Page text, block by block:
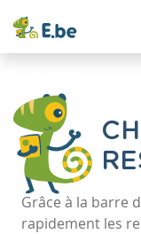
Grâce à la barre
rapidement les